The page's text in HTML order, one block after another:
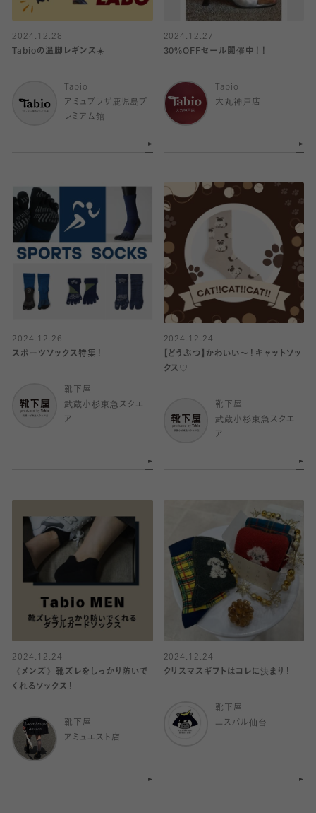
2024.12.28
Tabioの温脚レギンス☀️
Tabio
アミュプラザ鹿児島プ
レミアム館
2024.12.27
30%OFFセール開催中！！
Tabio
大丸神戸店
2024.12.26
スポーツソックス特集！
靴下屋
武蔵小杉東急スクエ
ア
2024.12.24
【どうぶつ】かわいい〜！キャットソッ
クス♡
靴下屋
武蔵小杉東急スクエ
ア
2024.12.24
《メンズ》靴ズレをしっかり防いで
くれるソックス！
靴下屋
アミュエスト店
2024.12.24
クリスマスギフトはコレに決まり！
靴下屋
エスパル仙台